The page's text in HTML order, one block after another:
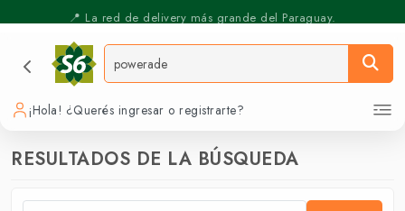
📍 La red de delivery más grande del Paraguay.
⚡️ Pickup Express - Retirás en 30 min.
¡Hola! ¿Querés ingresar o registrarte?
RESULTADOS DE LA BÚSQUEDA